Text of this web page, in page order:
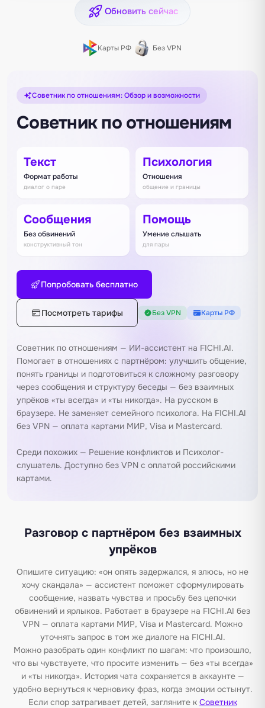
Обновить сейчас
Карты РФ Без VPN
Советник по отношениям: Обзор и возможности
Советник по отношениям
Текст
Формат работы
диалог о паре
Психология
Отношения
общение и границы
Сообщения
Без обвинений
конструктивный тон
Помощь
Умение слышать
для пары
Попробовать бесплатно
Посмотреть тарифы Без VPN Карты РФ
Советник по отношениям — ИИ-ассистент на FICHI.AI.
Помогает в отношениях с партнёром: улучшить общение,
понять границы и подготовиться к сложному разговору
через сообщения и структуру беседы — без взаимных
упрёков «ты всегда» и «ты никогда». На русском в
браузере. Не заменяет семейного психолога. На FICHI.AI
без VPN — оплата картами МИР, Visa и Mastercard.
Среди похожих — Решение конфликтов и Психолог-
слушатель. Доступно без VPN с оплатой российскими
картами.
Разговор с партнёром без взаимных
упрёков
Опишите ситуацию: «он опять задержался, я злюсь, но не
хочу скандала» — ассистент поможет сформулировать
сообщение, назвать чувства и просьбу без цепочки
обвинений и ярлыков. Работает в браузере на FICHI.AI без
VPN — оплата картами МИР, Visa и Mastercard. Можно
уточнять запрос в том же диалоге на FICHI.AI.
Можно разобрать один конфликт по шагам: что произошло,
что вы чувствуете, что просите изменить — без «ты всегда»
и «ты никогда». История чата сохраняется в аккаунте —
удобно вернуться к черновику фраз, когда эмоции остынут.
Если спор затрагивает детей, загляните к Советник